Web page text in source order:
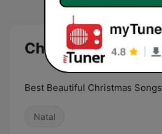
Christmas Radio
Best Beautiful Christmas Songs
Natal